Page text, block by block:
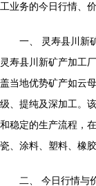
工业务的今日行情、
一、 灵寿县川新
灵寿县川新矿产加工
盖当地优势矿产如云
级、提纯及深加工。
和稳定的生产流程，
瓷、涂料、塑料、橡
二、 今日行情与